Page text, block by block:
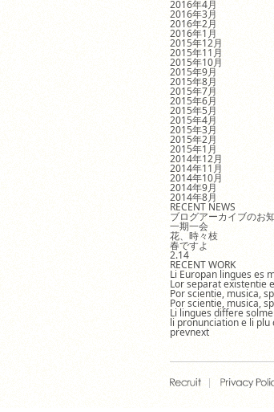
2016年4月
2016年3月
2016年2月
2016年1月
2015年12月
2015年11月
2015年10月
2015年9月
2015年8月
2015年7月
2015年6月
2015年5月
2015年4月
2015年3月
2015年2月
2015年1月
2014年12月
2014年11月
2014年10月
2014年9月
2014年8月
RECENT NEWS
ブログアーカイブのお
一期一会
花、時々枝
春ですよ
2.14
RECENT WORK
Li Europan lingues es
Lor separat existentie
Por scientie, musica,
Por scientie, musica,
Li lingues differe
li pronunciation e li plu
prevnext